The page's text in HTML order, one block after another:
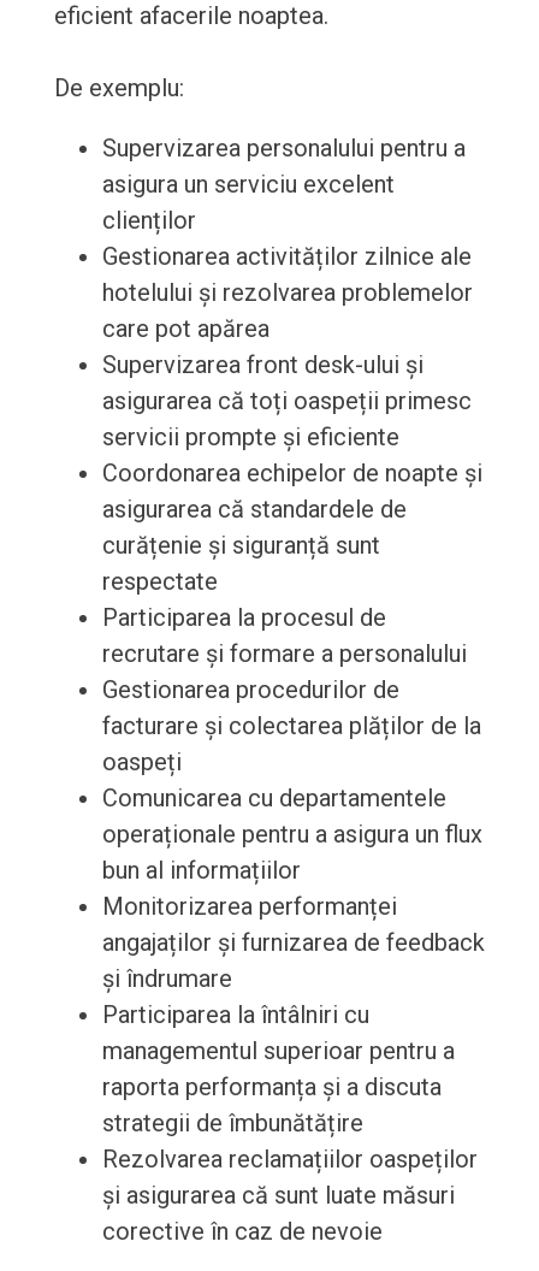
eficient afacerile noaptea.
De exemplu:
Supervizarea personalului pentru a
asigura un serviciu excelent
clienților
Gestionarea activităților zilnice ale
hotelului și rezolvarea problemelor
care pot apărea
Supervizarea front desk-ului și
asigurarea că toți oaspeții primesc
servicii prompte și eficiente
Coordonarea echipelor de noapte și
asigurarea că standardele de
curățenie și siguranță sunt
respectate
Participarea la procesul de
recrutare și formare a personalului
Gestionarea procedurilor de
facturare și colectarea plăților de la
oaspeți
Comunicarea cu departamentele
operaționale pentru a asigura un flux
bun al informațiilor
Monitorizarea performanței
angajaților și furnizarea de feedback
și îndrumare
Participarea la întâlniri cu
managementul superioar pentru a
raporta performanța și a discuta
strategii de îmbunătățire
Rezolvarea reclamațiilor oaspeților
și asigurarea că sunt luate măsuri
corective în caz de nevoie